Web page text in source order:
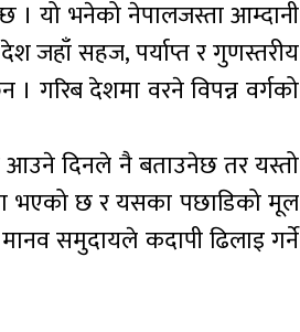
। यो भनेको नेपालजस्ता आम्दानी
जहाँ सहज, पर्याप्त र गुणस्तरीय
गरिब देशमा वरने विपन्न वर्गको
आउने दिनले नै बताउनेछ तर यस्तो
भएको छ र यसका पछाडिको मूल
समुदायले कदापी ढिलाइ गर्ने